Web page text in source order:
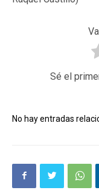
Sé el
No hay entradas